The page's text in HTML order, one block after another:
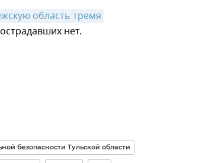
область тремя
нет.
безопасности Тульской области